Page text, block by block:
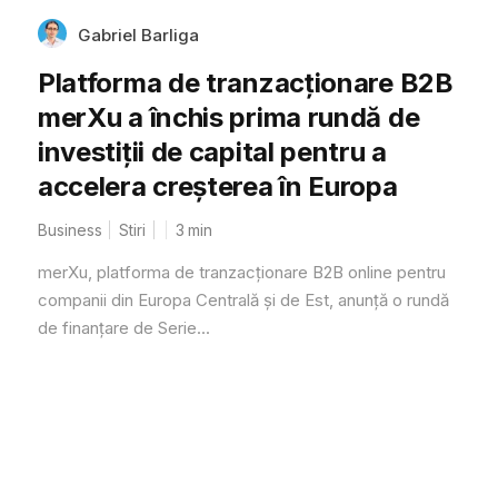
Gabriel Barliga
Platforma de tranzacționare B2B
merXu a închis prima rundă de
investiții de capital pentru a
accelera creșterea în Europa
Business Stiri 3 min
merXu, platforma de tranzacționare B2B online pentru
companii din Europa Centrală și de Est, anunță o rundă
de finanțare de Serie...